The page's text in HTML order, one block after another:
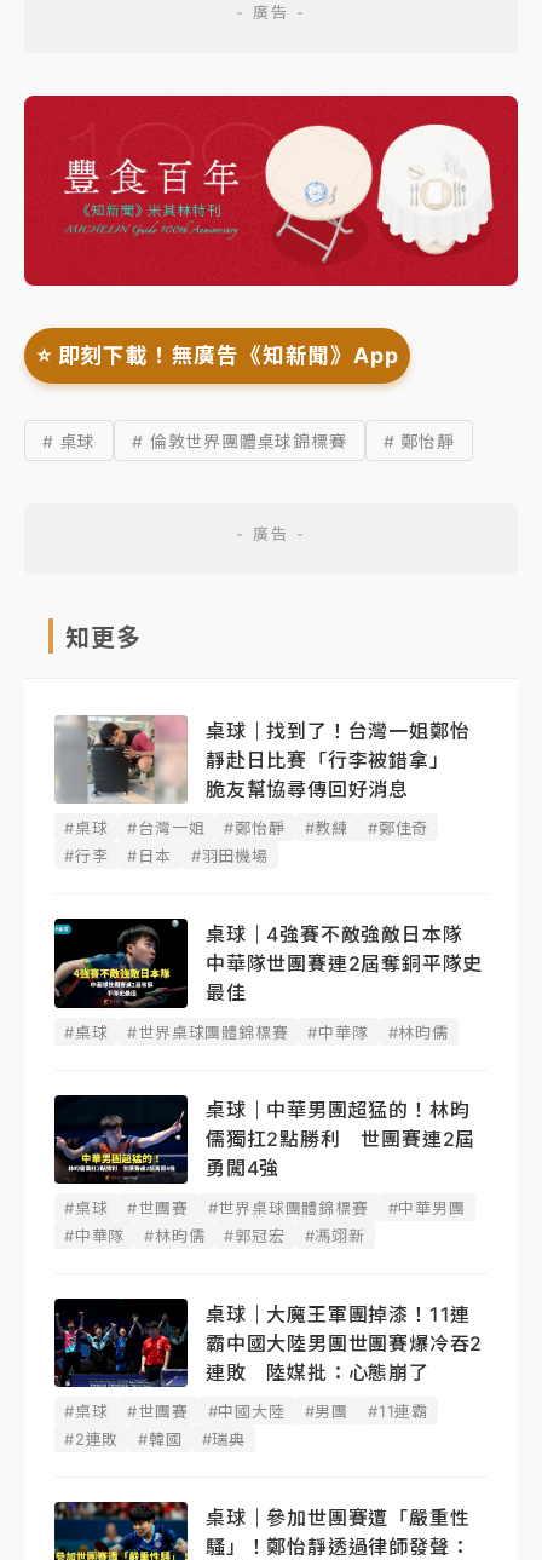
⭐️ 即刻下載！無廣告《知新聞》App
# 桌球 # 倫敦世界團體桌球錦標賽 # 鄭怡靜
知更多
桌球｜找到了！台灣一姐鄭怡
靜赴日比賽「行李被錯拿」
脆友幫協尋傳回好消息
#桌球 #台灣一姐 #鄭怡靜 #教練
#鄭佳奇
#行李
#日本 #羽田機場
桌球｜4強賽不敵強敵日本隊
中華隊世團賽連2屆奪銅平隊史
最佳
#桌球 #世界桌球團體錦標賽 #中華隊 #林昀儒
桌球｜中華男團超猛的！林昀
儒獨扛2點勝利 世團賽連2屆
勇闖4強
#桌球 #世團賽 #世界桌球團體錦標賽
#中華男團
#中華隊
#林昀儒 #郭冠宏 #馮翊新
桌球｜大魔王軍團掉漆！11連
霸中國大陸男團世團賽爆冷吞2
連敗 陸媒批：心態崩了
#桌球 #世團賽 #中國大陸 #男團
#11連霸
#2連敗
#韓國 #瑞典
桌球｜參加世團賽遭「嚴重性
騷」！鄭怡靜透過律師發聲：